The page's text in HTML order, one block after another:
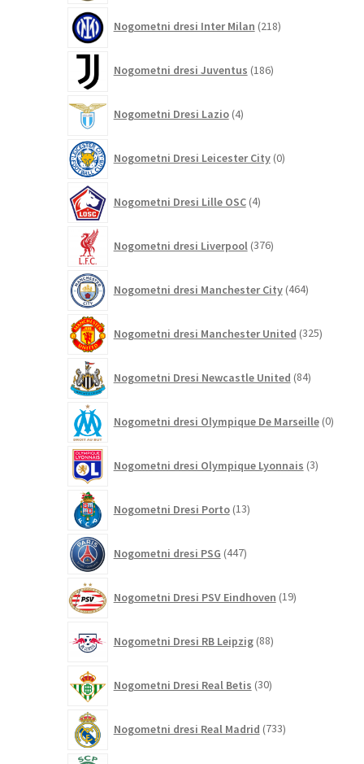
Nogometni dresi Inter Milan 218izdelkov
Nogometni dresi Juventus 186izdelkov
Nogometni Dresi Lazio 4izdelki
Nogometni Dresi Leicester City 0izdelkov
Nogometni Dresi Lille OSC 4izdelki
Nogometni dresi Liverpool 376izdelkov
Nogometni dresi Manchester City 464izdelkov
Nogometni dresi Manchester United 325izdelkov
Nogometni Dresi Newcastle United 84izdelkov
Nogometni dresi Olympique De Marseille 0
Nogometni dresi Olympique Lyonnais 3izdelki
Nogometni Dresi Porto 13izdelkov
Nogometni dresi PSG 447izdelkov
Nogometni Dresi PSV Eindhoven 19izdelkov
Nogometni Dresi RB Leipzig 88izdelkov
Nogometni Dresi Real Betis 30izdelkov
Nogometni dresi Real Madrid 733izdelkov